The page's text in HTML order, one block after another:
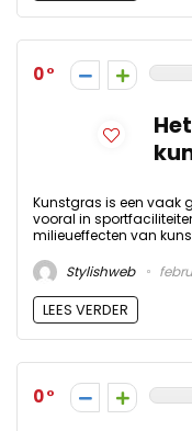
0
Kunstgras is een vaak
vooral in
milieueffecten van
Stylishweb
LEES VERDER
0